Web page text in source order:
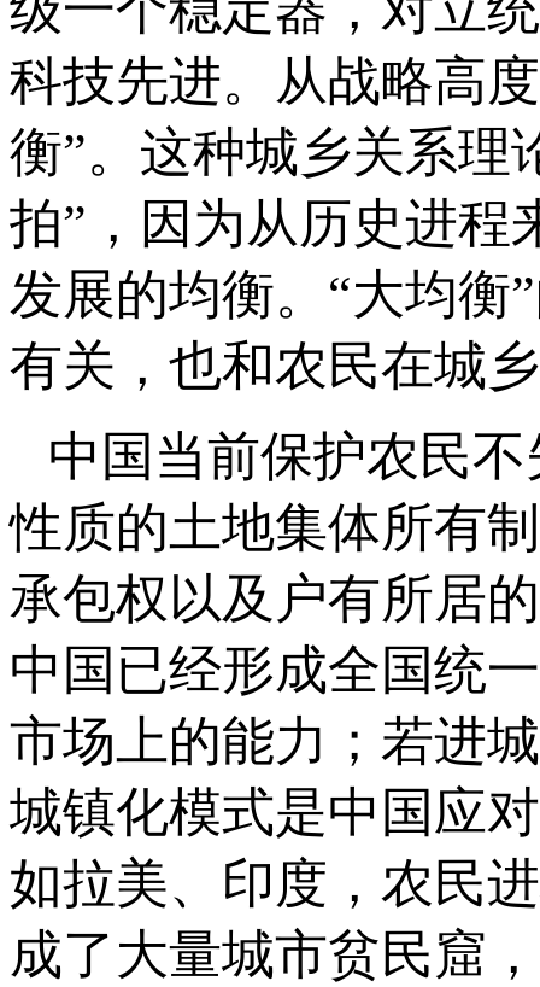
科技先进。从战略高
衡”。这种城乡关系理
拍”，因为从历史进程
发展的均衡。“大均衡
有关，也和农民在城
中国当前保护农民
性质的土地集体所有
承包权以及户有所居
中国已经形成全国统
市场上的能力；若进
城镇化模式是中国应
如拉美、印度，农民
成了大量城市贫民窟